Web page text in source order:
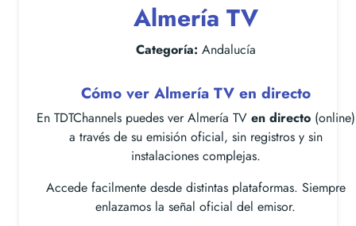
Almería TV
Categoría: Andalucía
Cómo ver Almería TV en directo
En TDTChannels puedes ver Almería TV en directo(online)
a través de su emisión oficial, sin registros y sin
instalaciones complejas.
Accede facilmente desde distintas plataformas. Siempre
enlazamos la señal oficial del emisor.